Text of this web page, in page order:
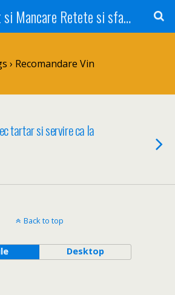
Restaurant si Mancare Retete si sfaturi Picant bun si rapid
› Recomandare Vin
tartar si servire ca la
Back to top
Desktop